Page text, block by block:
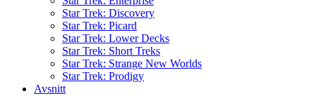
Star Trek: Discovery
Star Trek: Picard
Star Trek: Lower Decks
Star Trek: Short Treks
Star Trek: Strange New Worlds
Star Trek: Prodigy
Avsnitt